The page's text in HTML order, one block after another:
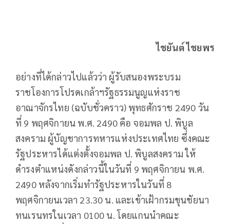
ไชยันต์ ไชยพร
อย่างที่ได้กล่าวไปแล้วว่า ผู้รับสนองพระบรม
ราชโองการโปรดเกล้าฯรัฐธรรมนูญแห่งราช
อาณาจักรไทย (ฉบับชั่วคราว) พุทธศักราช 2490 วัน
ที่ 9 พฤศจิกายน พ.ศ. 2490 คือ จอมพล ป. พิบูล
สงคราม ผู้บัญชาการทหารแห่งประเทศไทย ซึ่งคณะ
รัฐประหารได้แต่งตั้งจอมพล ป. พิบูลสงคราม ให้
ดำรงตำแหน่งดังกล่าวนี้ในวันที่ 9 พฤศจิกายน พ.ศ.
2490 หลังจากเริ่มทำรัฐประหารในวันที่ 8
พฤศจิกายนเวลา 23.30 น. และเข้าเฝ้ากรมขุนชัยนา
ทนเรนทรในเวลา 0100 น. โดยแกนนำคณะ